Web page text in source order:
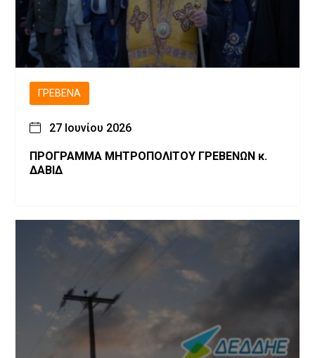
ΓΡΕΒΕΝΆ
27 Ιουνίου 2026
ΠΡΟΓΡΑΜΜΑ ΜΗΤΡΟΠΟΛΙΤΟΥ ΓΡΕΒΕΝΩΝ κ.
ΔΑΒΙΔ